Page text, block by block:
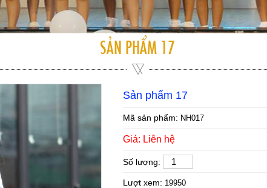
SẢN PHẨM 17
Sản phẩm 17
Mã sản phẩm: NH017
Giá: Liên hệ
Số lượng:
Lượt xem: 19950